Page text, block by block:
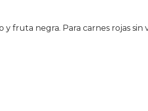
negra. Para carnes rojas